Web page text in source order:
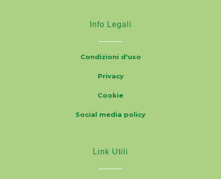
Info Legali
Condizioni d'uso
Privacy
Cookie
Social media policy
Link Utili